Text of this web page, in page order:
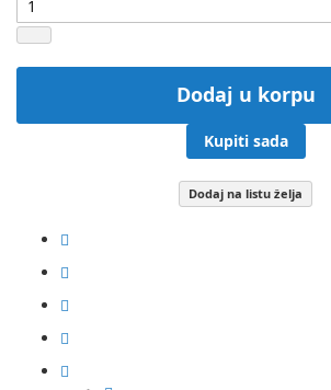
Dodaj u korpu
Kupiti sada
Dodaj na listu želja